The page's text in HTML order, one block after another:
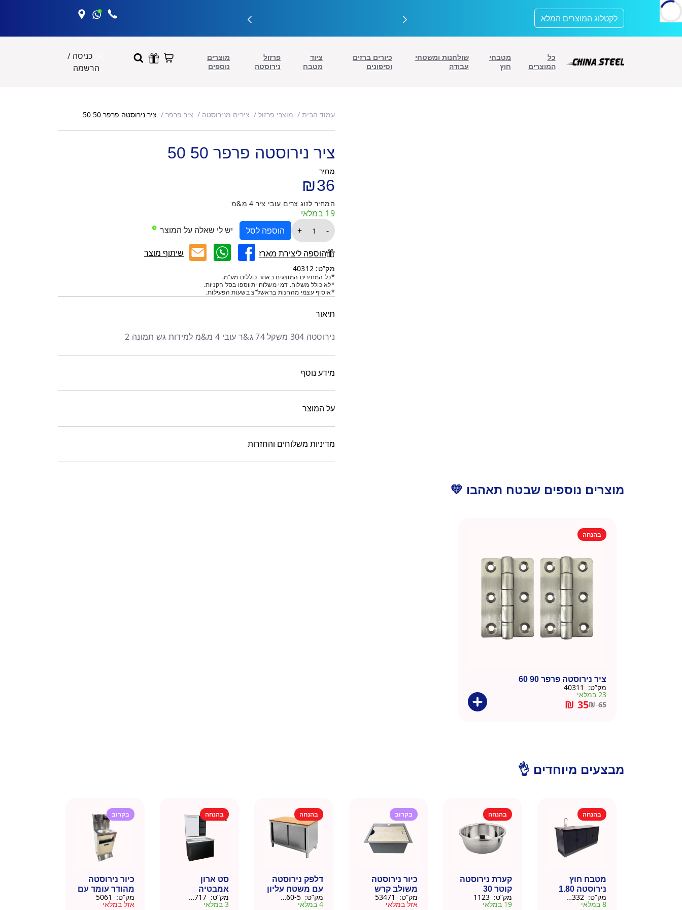
לתוכן
לקטלוג המוצרים המלא
כל
המוצרים
מטבחי
חוץ
שולחנות ומשטחי
עבודה
כיורים ברזים
וסיפונים
ציוד
מטבח
פרזול
נירוסטה
מוצרים
נוספים
כניסה /
הרשמה
עמוד הבית מוצרי פרזול צירים מנירוסטה ציר פרפר ציר נירוסטה פרפר 50 50
ציר נירוסטה פרפר 50 50
מחיר
₪36
המחיר לזוג צרים עובי ציר 4 מ&מ
19 במלאי
-
כמות
ציר
נירוסטה
פרפר
50
50
+ הוספה לסל יש לי שאלה על המוצר
הוספה ליצירת מארז שיתוף מוצר
מק”ט: 40312
*כל המחירים המוצגים באתר כוללים מע”מ.
*לא כולל משלוח. דמי משלוח יתווספו בסל הקניות.
*איסוף עצמי מהחנות בראשל”צ בשעות הפעילות.
תיאור
נירוסטה 304 משקל 74 ג&ר עובי 4 מ&מ למידות גש תמונה 2
מידע נוסף
על המוצר
מדיניות משלוחים והחזרות
מוצרים נוספים שבטח תאהבו 💛
בהנחה
ציר נירוסטה פרפר 90 60
מק”ט:
23 במלאי
₪65
₪ 35
מבצעים מיוחדים 👌
בהנחה
מטבח חוץ
נירוסטה 1.80
מטר כולל שיש
מק”ט:
8 במלאי
בהנחה
קערת נירוסטה
קוטר 30
מק”ט:
19 במלאי
בקרוב
כיור נירוסטה
משולב קרש
חיתוך במבוק
מק”ט:
אזל במלאי
בהנחה
דלפק נירוסטה
עם משטח עליון
עץ מלא גוון
מק”ט:
4 במלאי
בהנחה
סט ארון
אמבטיה
נירוסטה שחור
מק”ט:
3 במלאי
בקרוב
כיור נירוסטה
מהודר עומד עם
פח אשפה
מק”ט:
אזל במלאי